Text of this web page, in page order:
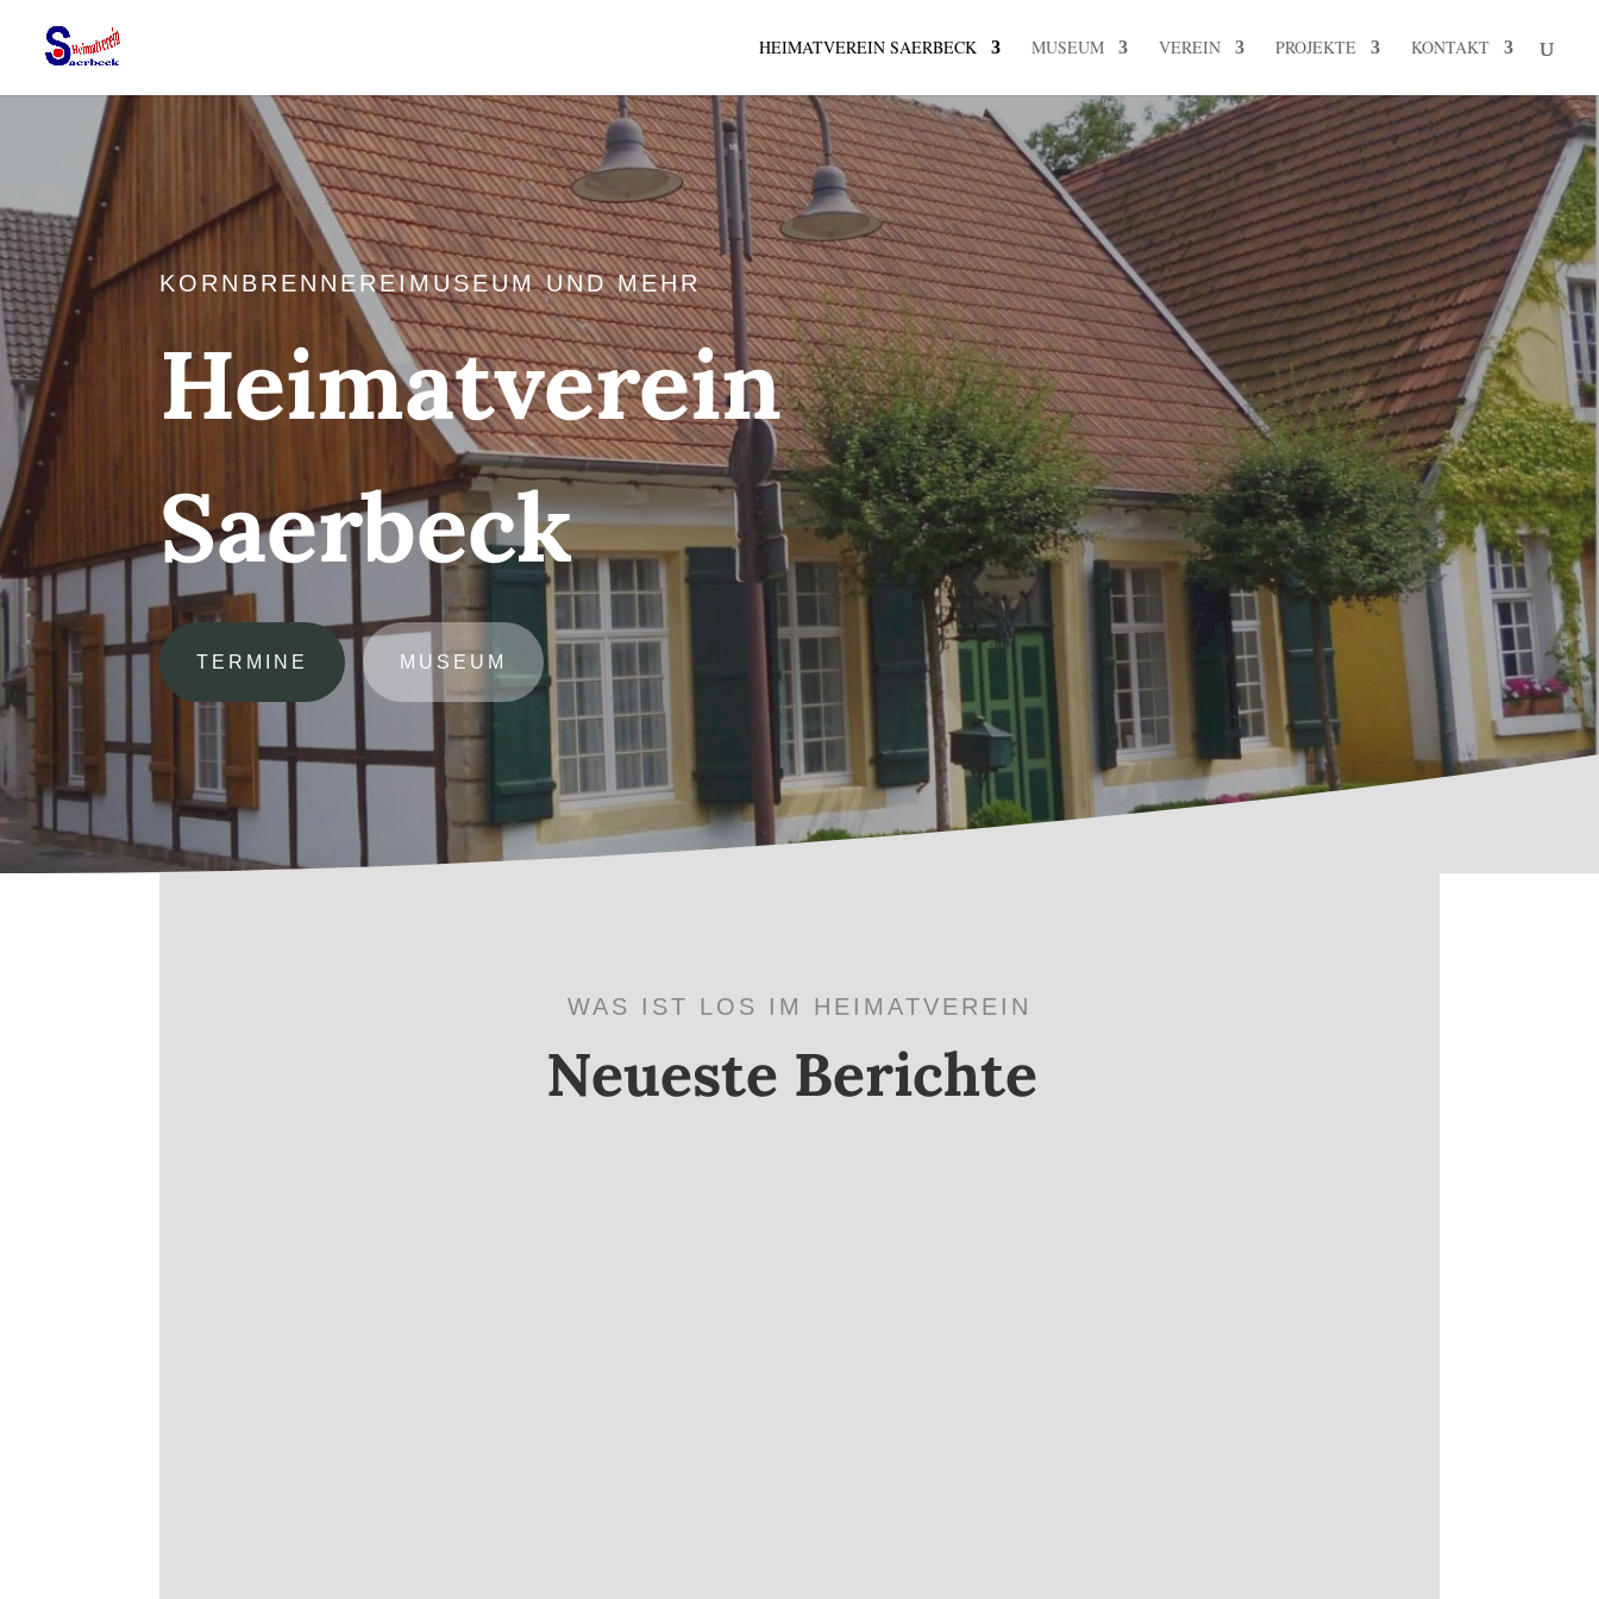
HEIMATVEREIN SAERBECK MUSEUM VEREIN PROJEKTE KONTAKT
KORNBRENNEREIMUSEUM UND MEHR
Heimatverein
Saerbeck
TERMINE MUSEUM
WAS IST LOS IM HEIMATVEREIN
Neueste Berichte